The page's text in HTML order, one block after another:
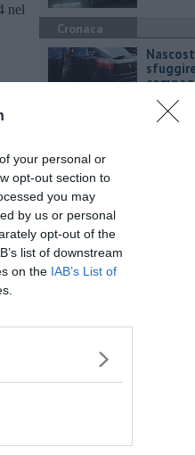
your personal or
opt-out section to
you may
by us or personal
opt-out of the
list of downstream
on the IAB’s List of
nel
Cronaca
​Tutte
lavoro
Attualità
ecco
IL NETWORK